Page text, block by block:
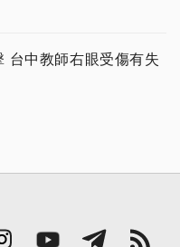
台中教師右眼受傷有失